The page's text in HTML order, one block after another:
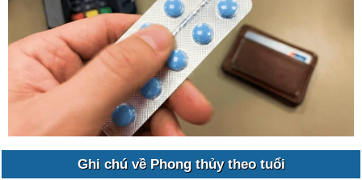
Ghi chú về Phong thủy theo tuổi